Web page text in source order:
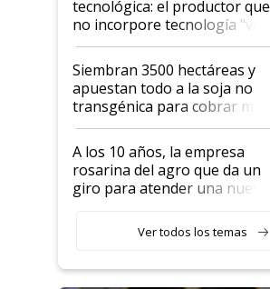
tecnológica: el productor que
no incorpore tecnología "va a
perder el tren"
Siembran 3500 hectáreas y
apuestan todo a la soja no
transgénica para cobrar más
por tonelada: compraron un
semillero
A los 10 años, la empresa
rosarina del agro que da un
giro para atender una nueva
Ver todos los temas